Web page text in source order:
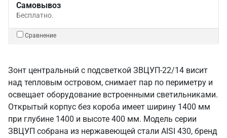
Самовывоз
Бесплатно.
Сравнение
Зонт центральный с подсветкой ЗВЦУП-22/14 висит
над тепловым островом, снимает пар по периметру и
освещает оборудование встроенными светильниками.
Открытый корпус без короба имеет ширину 1400 мм
при глубине 1400 и высоте 400 мм. Модель серии
ЗВЦУП собрана из нержавеющей стали AISI 430, бренд